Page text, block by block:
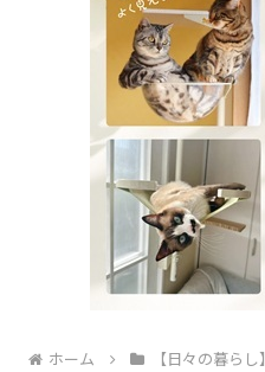
ホーム 【日々の暮らし】